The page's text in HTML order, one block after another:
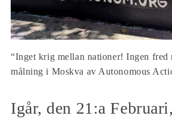
“Inget krig mellan nationer! Ingen fred
målning i Moskva av Autonomous
Igår, den 21:a